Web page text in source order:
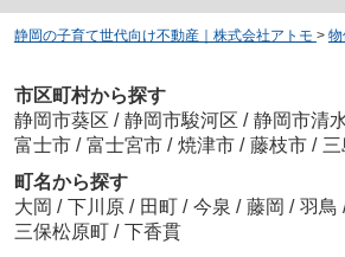
静岡の子育て世代向け不動産｜株式会社アトモ >
市区町村から探す
静岡市葵区 / 静岡市駿河区 / 静岡市清
富士市 / 富士宮市 / 焼津市 / 藤枝市 /
町名から探す
大岡 / 下川原 / 田町 / 今泉 / 藤岡 / 羽鳥
三保松原町 / 下香貫